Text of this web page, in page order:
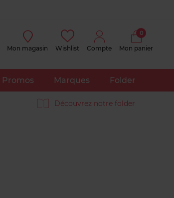
Mon magasin Wishlist Compte Mon panier
0
Promos Marques Folder
Découvrez notre folder